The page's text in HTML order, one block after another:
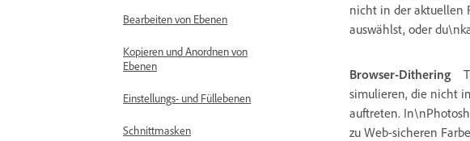
Bearbeiten von Ebenen
Kopieren und Anordnen von
Ebenen
Einstellungs- und Füllebenen
Schnittmasken
nicht in der aktuellen
auswählst, oder
Browser-Dithering
simulieren, die nicht
auftreten.
zu Web-sicheren